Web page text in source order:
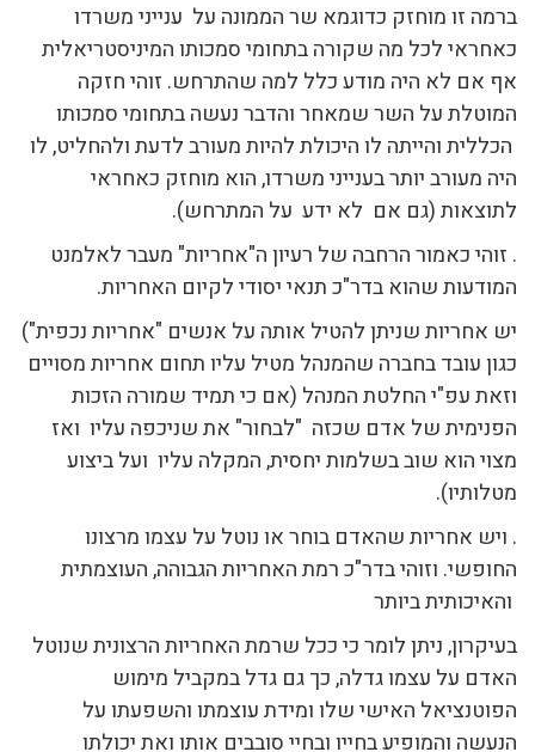
ברמה זו מוחזק כדוגמא שר הממונה על ענייני משרדו
כאחראי לכל מה שקורה בתחומי סמכותו המיניסטריאלית
אף אם לא היה מודע כלל למה שהתרחש. זוהי חזקה
המוטלת על השר שמאחר והדבר נעשה בתחומי סמכותו
הכללית והייתה לו היכולת להיות מעורב לדעת ולהחליט, לו
היה מעורב יותר בענייני משרדו, הוא מוחזק כאחראי
לתוצאות (גם אם לא ידע על המתרחש).
. זוהי כאמור הרחבה של רעיון ה"אחריות" מעבר לאלמנט
המודעות שהוא בדר"כ תנאי יסודי לקיום האחריות.
יש אחריות שניתן להטיל אותה על אנשים "אחריות נכפית")
כגון עובד בחברה שהמנהל מטיל עליו תחום אחריות מסויים
וזאת עפ"י החלטת המנהל (אם כי תמיד שמורה הזכות
הפנימית של אדם שכזה "לבחור" את שניכפה עליו ואז
מצוי הוא שוב בשלמות יחסית, המקלה עליו ועל ביצוע
מטלותיו).
. ויש אחריות שהאדם בוחר או נוטל על עצמו מרצונו
החופשי. וזוהי בדר"כ רמת האחריות הגבוהה, העוצמתית
והאיכותית ביותר
בעיקרון, ניתן לומר כי ככל שרמת האחריות הרצונית שנוטל
האדם על עצמו גדלה, כך גם גדל במקביל מימוש
הפוטנציאל האישי שלו ומידת עוצמתו והשפעתו על
הנעשה והמופיע בחייו ובחיי סובבים אותו ואת יכולתו